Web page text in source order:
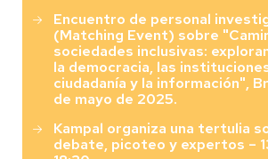
Encuentro de personal
(Matching Event) sobre
sociedades inclusivas:
la democracia, las
ciudadanía y la información",
de mayo de 2025.
Kampal organiza una tertulia
debate, picoteo y expertos –